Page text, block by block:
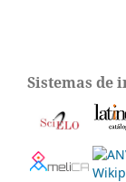
Sistemas de